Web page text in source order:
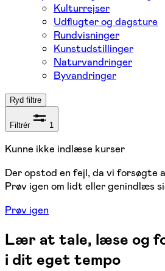
Kulturrejser
Udflugter og dagsture
Rundvisninger
Kunstudstillinger
Naturvandringer
Byvandringer
Ryd filtre
Filtrér 1
Kunne ikke indlæse kurser
Der opstod en fejl, da vi forsøgte
Prøv igen om lidt eller genindlæs
Prøv igen
Lær at tale, læse og
i dit eget tempo